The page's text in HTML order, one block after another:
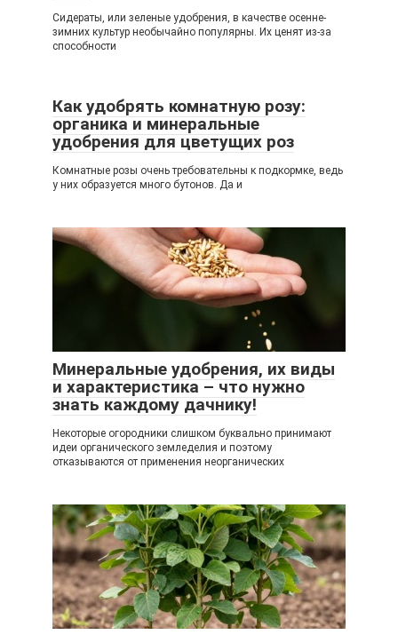
Сидераты, или зеленые удобрения, в качестве осенне-
зимних культур необычайно популярны. Их ценят из-за
способности
Как удобрять комнатную розу:
органика и минеральные
удобрения для цветущих роз
Комнатные розы очень требовательны к подкормке, ведь
у них образуется много бутонов. Да и
Минеральные удобрения, их виды
и характеристика – что нужно
знать каждому дачнику!
Некоторые огородники слишком буквально принимают
идеи органического земледелия и поэтому
отказываются от применения неорганических